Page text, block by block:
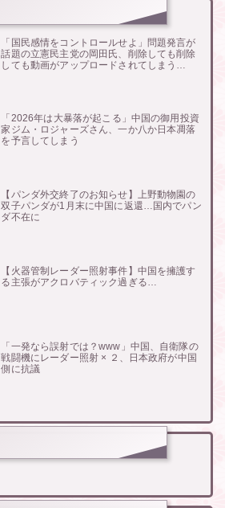
「国民感情をコントロールせよ」問題発言が
話題の立憲民主党の岡田氏、削除しても削除
しても動画がアップロードされてしまう…
「2026年は大暴落が起こる」中国の御用投資
家ジム・ロジャーズさん、一か八か日本凋落
を予言してしまう
【パンダ外交終了のお知らせ】上野動物園の
双子パンダが1月末に中国に返還…国内でパン
ダ不在に
【火器管制レーダー照射事件】中国を擁護す
る主張がアクロバティック過ぎる…
「一発なら誤射では？www」中国、自衛隊の
戦闘機にレーダー照射 × ２、日本政府が中国
側に抗議